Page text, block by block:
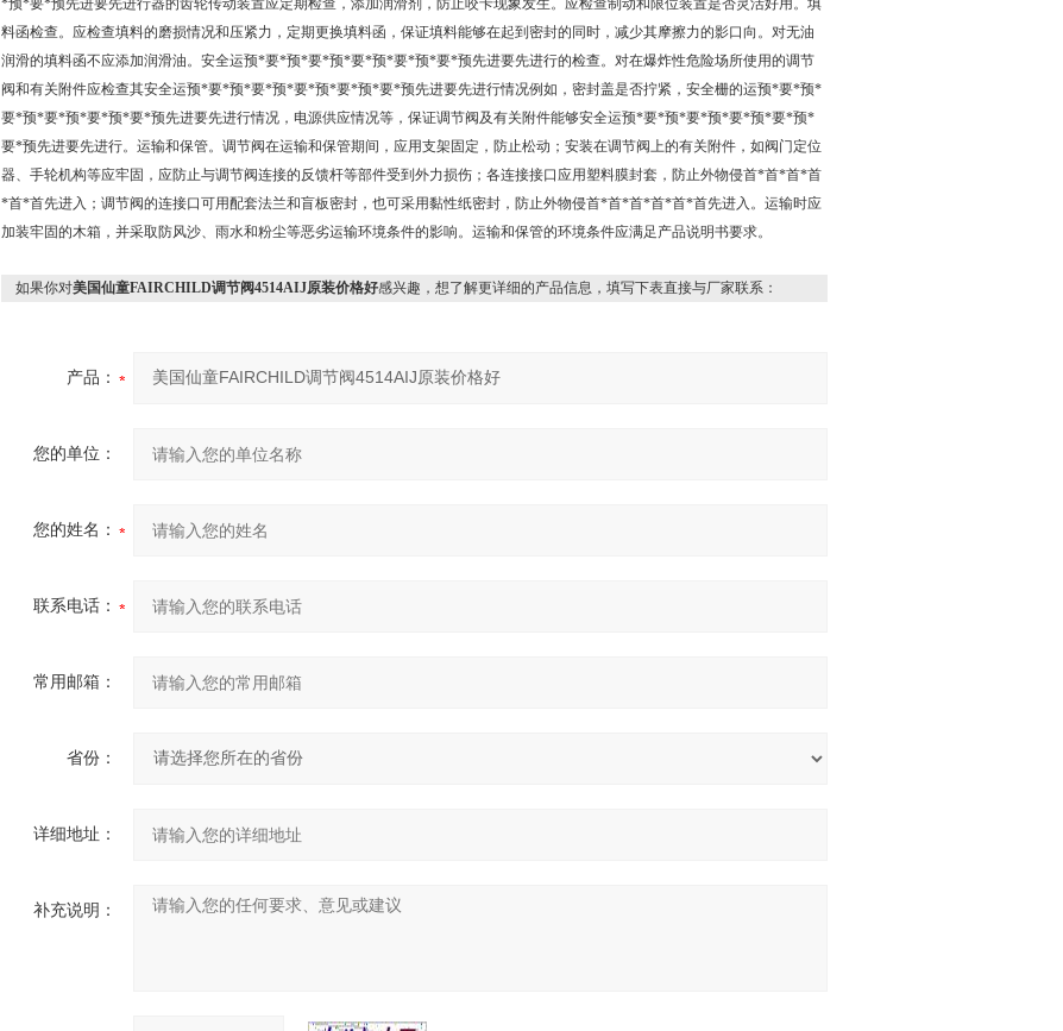
*预*要*预先进要先进行器的齿轮传动装置应定期检查，添加润滑剂，防止咬卡现象发生。应检查制动和限位装置是否灵活好用。填
料函检查。应检查填料的磨损情况和压紧力，定期更换填料函，保证填料能够在起到密封的同时，减少其摩擦力的影口向。对无油
润滑的填料函不应添加润滑油。安全运预*要*预*要*预*要*预*要*预*要*预先进要先进行的检查。对在爆炸性危险场所使用的调节
阀和有关附件应检查其安全运预*要*预*要*预*要*预*要*预*要*预先进要先进行情况例如，密封盖是否拧紧，安全栅的运预*要*预*
要*预*要*预*要*预*要*预先进要先进行情况，电源供应情况等，保证调节阀及有关附件能够安全运预*要*预*要*预*要*预*要*预*
要*预先进要先进行。运输和保管。调节阀在运输和保管期间，应用支架固定，防止松动；安装在调节阀上的有关附件，如阀门定位
器、手轮机构等应牢固，应防止与调节阀连接的反馈杆等部件受到外力损伤；各连接接口应用塑料膜封套，防止外物侵首*首*首*首
*首*首先进入；调节阀的连接口可用配套法兰和盲板密封，也可采用黏性纸密封，防止外物侵首*首*首*首*首*首先进入。运输时应
加装牢固的木箱，并采取防风沙、雨水和粉尘等恶劣运输环境条件的影响。运输和保管的环境条件应满足产品说明书要求。
如果你对美国仙童FAIRCHILD调节阀4514AIJ原装价格好感兴趣，想了解更详细的产品信息，填写下表直接与厂家联系：
产品：
您的单位：
您的姓名：
联系电话：
常用邮箱：
省份：
详细地址：
补充说明：